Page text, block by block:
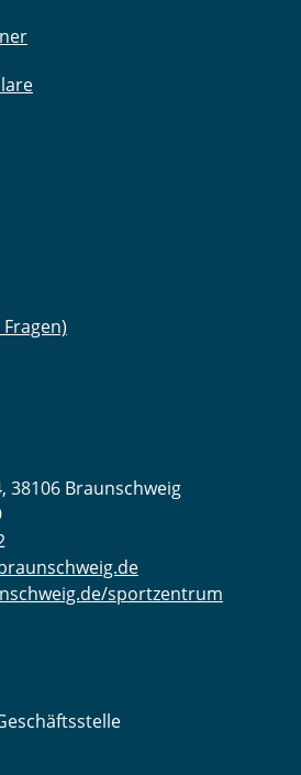
38106 Braunschweig
sportzentrum